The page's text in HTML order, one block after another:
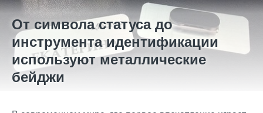
От символа статуса до
инструмента идентификации
используют металлические
бейджи